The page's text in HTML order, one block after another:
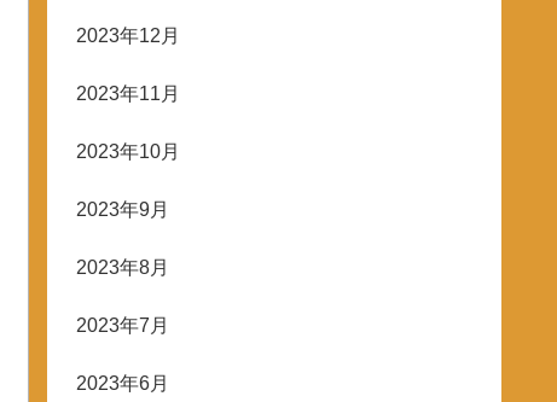
2023年12月
2023年11月
2023年10月
2023年9月
2023年8月
2023年7月
2023年6月